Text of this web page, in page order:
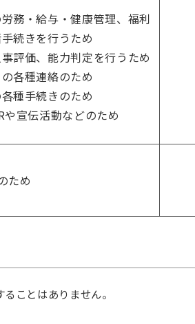
務・給与・健康管理、福利
続きを行うため
評価、能力判定を行うため
各種連絡のため
種手続きのため
や宣伝活動などのため
ため
ことはありません。